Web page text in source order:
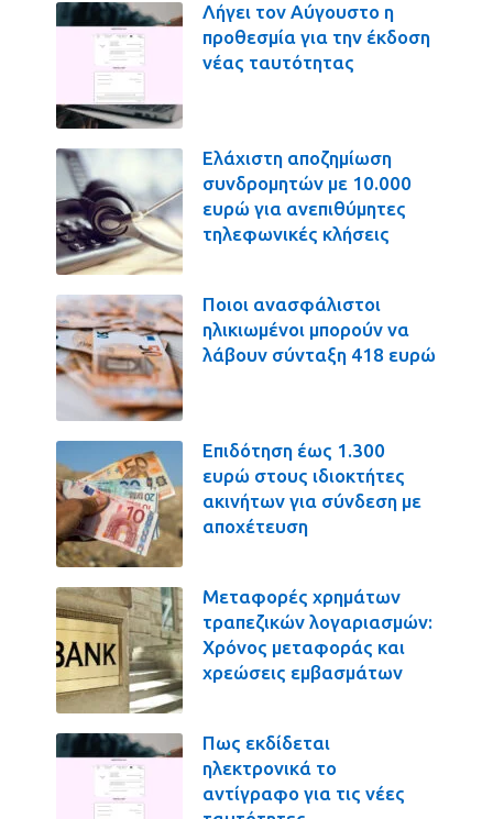
Λήγει τον Αύγουστο η
προθεσμία για την έκδοση
νέας ταυτότητας
Ελάχιστη αποζημίωση
συνδρομητών με 10.000
ευρώ για ανεπιθύμητες
τηλεφωνικές κλήσεις
Ποιοι ανασφάλιστοι
ηλικιωμένοι μπορούν να
λάβουν σύνταξη 418 ευρώ
Επιδότηση έως 1.300
ευρώ στους ιδιοκτήτες
ακινήτων για σύνδεση με
αποχέτευση
Μεταφορές χρημάτων
τραπεζικών λογαριασμών:
Χρόνος μεταφοράς και
χρεώσεις εμβασμάτων
Πως εκδίδεται
ηλεκτρονικά το
αντίγραφο για τις νέες